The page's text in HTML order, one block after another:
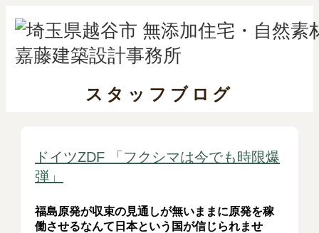
スタッフブログ
ドイツZDF 「フクシマは今でも時限爆
弾」
福島原発が収束の見通しが無いままに原発を稼
働させるなんて日本という国が信じられませ